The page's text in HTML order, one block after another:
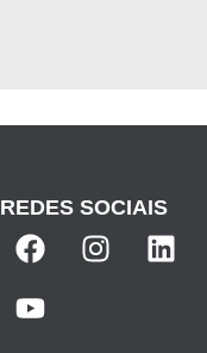
REDES SOCIAIS